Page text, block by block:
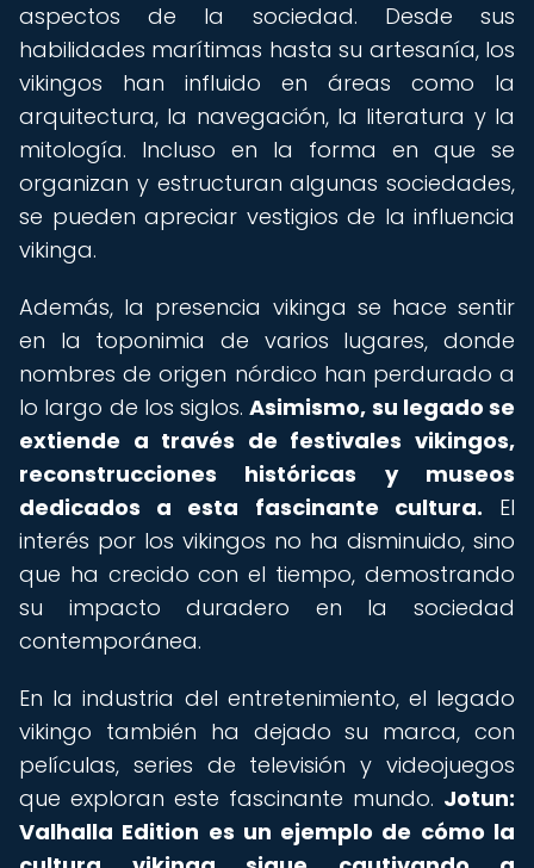
aspectos de la sociedad. Desde sus
habilidades marítimas hasta su artesanía, los
vikingos han influido en áreas como la
arquitectura, la navegación, la literatura y la
mitología. Incluso en la forma en que se
organizan y estructuran algunas sociedades,
se pueden apreciar vestigios de la influencia
vikinga.
Además, la presencia vikinga se hace sentir
en la toponimia de varios lugares, donde
nombres de origen nórdico han perdurado a
lo largo de los siglos.Asimismo, su legado se
extiende a través de festivales vikingos,
reconstrucciones históricas y museos
dedicados a esta fascinante cultura. El
interés por los vikingos no ha disminuido, sino
que ha crecido con el tiempo, demostrando
su impacto duradero en la sociedad
contemporánea.
En la industria del entretenimiento, el legado
vikingo también ha dejado su marca, con
películas, series de televisión y videojuegos
que exploran este fascinante mundo. Jotun:
Valhalla Edition es un ejemplo de cómo la